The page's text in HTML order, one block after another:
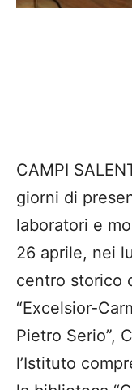
CAMPI
giorni di
laboratori e
26 aprile, nei
centro storico
“Excelsior-
Pietro Serio”,
l’Istituto